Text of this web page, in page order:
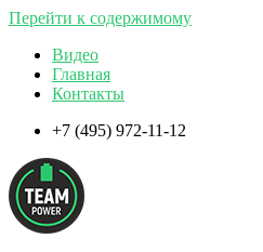
Перейти к содержимому
Видео
Главная
Контакты
+7 (495) 972-11-12